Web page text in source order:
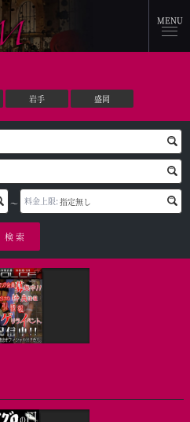
MENU
岩手 盛岡
～ 料金上限:
検 索